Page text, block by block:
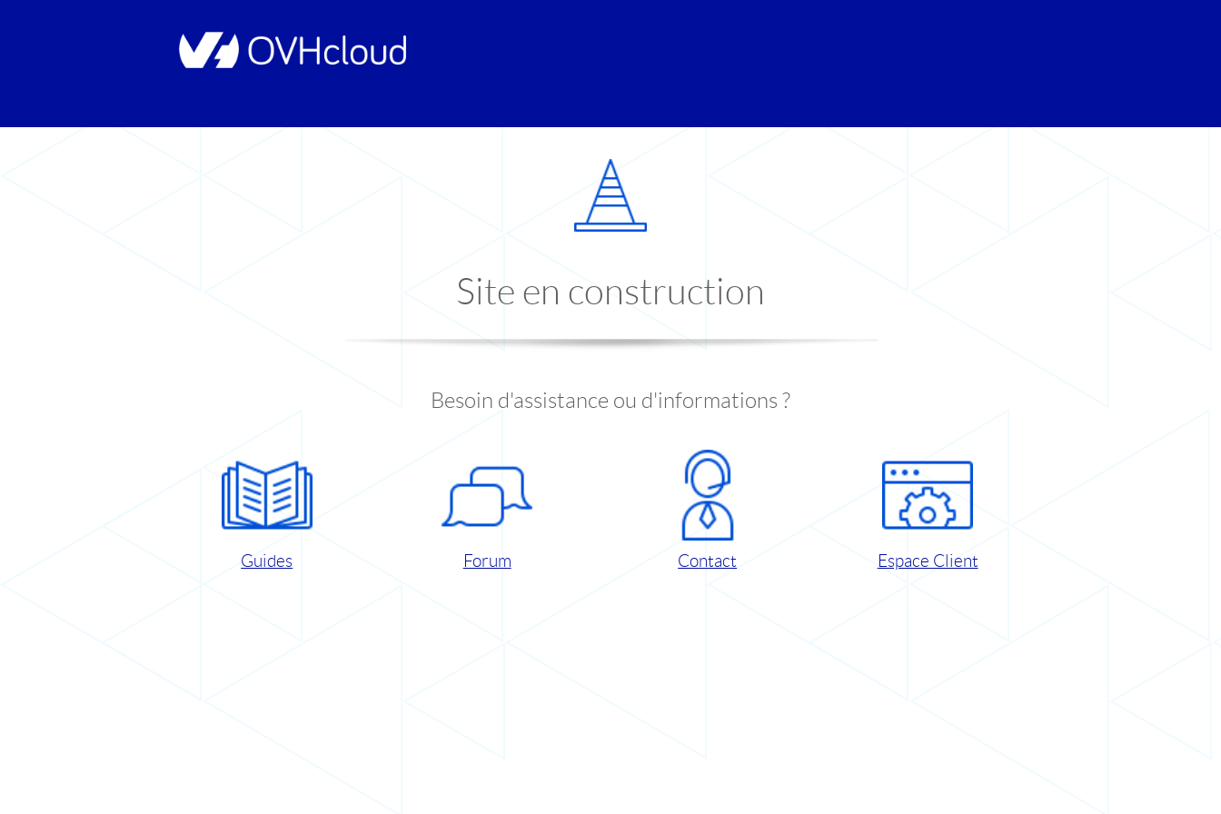
Site en construction
Besoin d'assistance ou d'informations ?
Guides Forum Contact Espace Client